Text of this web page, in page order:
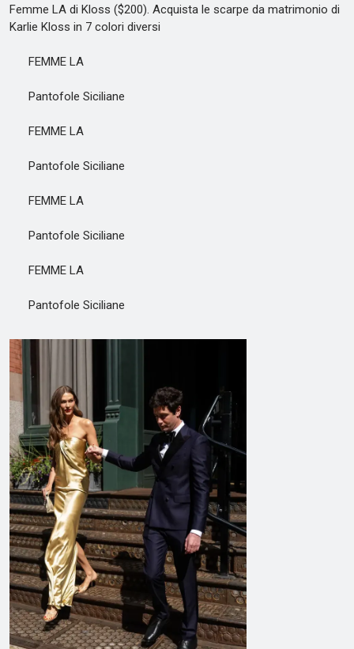
Femme LA di Kloss ($200). Acquista le scarpe da matrimonio di
Karlie Kloss in 7 colori diversi
FEMME LA
Pantofole Siciliane
FEMME LA
Pantofole Siciliane
FEMME LA
Pantofole Siciliane
FEMME LA
Pantofole Siciliane